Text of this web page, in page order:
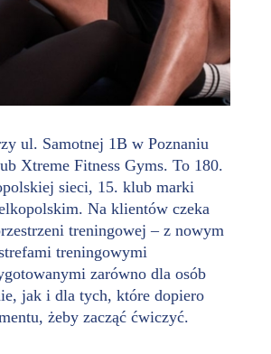
ul. Samotnej 1B w Poznaniu
Xtreme Fitness Gyms. To 180.
sieci, 15. klub marki
Na klientów czeka
treningowej – z nowym
treningowymi
zarówno dla osób
jak i dla tych, które dopiero
żeby zacząć ćwiczyć.